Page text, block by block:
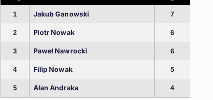
1 Jakub Ganowski 7
2 Piotr Nowak 6
3 Paweł Nawrocki 6
4 Filip Nowak 5
5 Alan Andraka 4